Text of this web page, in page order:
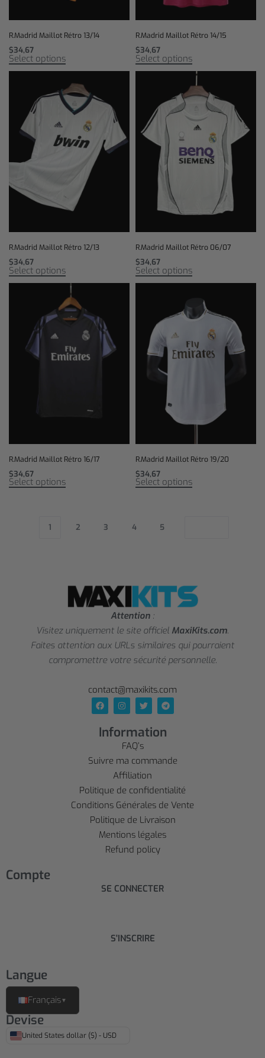
R.Madrid Maillot Rétro 13/14
$34,67
Select options
R.Madrid Maillot Rétro 14/15
$34,67
Select options
R.Madrid Maillot Rétro 12/13
$34,67
Select options
R.Madrid Maillot Rétro 06/07
$34,67
Select options
R.Madrid Maillot Rétro 16/17
$34,67
Select options
R.Madrid Maillot Rétro 19/20
$34,67
Select options
1 2 3 4 5
Attention :
Visitez uniquement le site officiel MaxiKits.com.
Faites attention aux URLs similaires qui pourraient
compromettre votre sécurité personnelle.
contact@maxikits.com
Information
FAQ’s
Suivre ma commande
Affiliation
Politique de confidentialité
Conditions Générales de Vente
Politique de Livraison
Mentions légales
Refund policy
Compte
SE CONNECTER
S'INSCRIRE
Langue
Français▼
Devise
United States dollar ($) - USD